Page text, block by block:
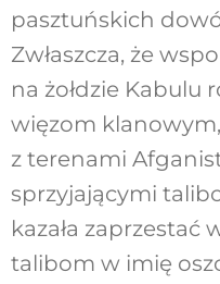
pasztuńskich
Zwłaszcza, że
na żołdzie Kabulu
więzom klanowym,
z terenami
sprzyjającymi
kazała zaprzestać
talibom w imię